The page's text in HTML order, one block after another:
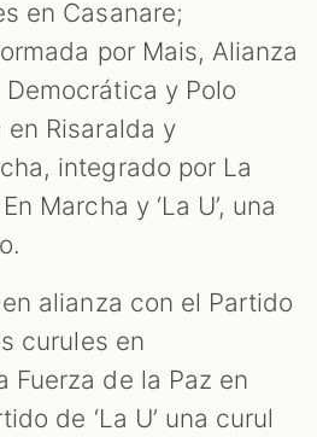
en Casanare;
por Mais, Alianza
y Polo
en Risaralda y
integrado por La
Marcha y ‘La U’, una
alianza con el Partido
curules en
Fuerza de la Paz en
de ‘La U’ una curul